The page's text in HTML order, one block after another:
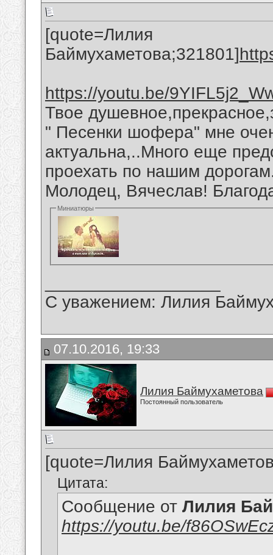
[quote=Лилия
Баймухаметова;321801]
https://youtu.be/
Твое
" Песенки шофера" мне
актуальна,..Много еще
проехать по нашим
Молодец, Вячеслав!
Миниатюры
С уважением: Лилия
07.10.2016, 19:33
Лилия Баймухаметова
Постоянный пользователь
[quote=Лилия
Цитата:
Сообщение от Лилия
https://youtu.be/